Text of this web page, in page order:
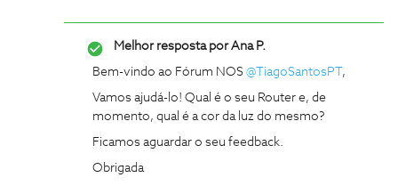
Melhor resposta porAna P.
Bem-vindo ao Fórum NOS @TiagoSantosPT ,
Vamos ajudá-lo! Qual é o seu Router e, de
momento, qual é a cor da luz do mesmo?
Ficamos aguardar o seu feedback.
Obrigada